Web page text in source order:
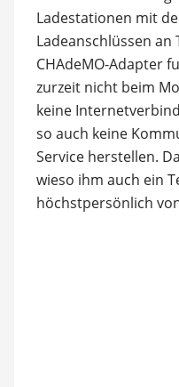
Ladestationen mit
Ladeanschlüssen an
CHAdeMO-Adapter
zurzeit nicht beim
keine
so auch keine
Service herstellen.
wieso ihm auch ein
höchstpersönlich